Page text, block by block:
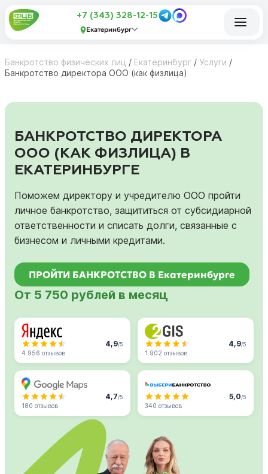
+7 (343) 328-12-15
Екатеринбург
Банкротство физических лиц / Екатеринбург / Услуги /
Банкротство директора ООО (как физлица)
БАНКРОТСТВО ДИРЕКТОРА
ООО (КАК ФИЗЛИЦА) В
ЕКАТЕРИНБУРГЕ
Поможем директору и учредителю ООО пройти
личное банкротство, защититься от субсидиарной
ответственности и списать долги, связанные с
бизнесом и личными кредитами.
ПРОЙТИ БАНКРОТСТВО В Екатеринбурге
От 5 750 рублей в месяц
4,9/5
4 956 отзывов
4,9/5
1 902 отзывов
4,7/5
180 отзывов
5,0/5
340 отзывов